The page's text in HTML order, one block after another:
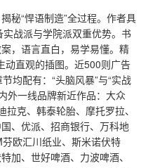
秘“悍语制造”全过程。作者具
战派与学院派双重优势。书
，语言直白，易学易懂。精
动直观的插图。近500则广告
均配有：“头脑风暴”与“实战
外一线品牌新近作品：大众
克、韩泰轮胎、摩托罗拉、
、优派、招商银行、万科地
欧汇川纸业、斯米诺伏特
加、世好啤酒、力波啤酒、